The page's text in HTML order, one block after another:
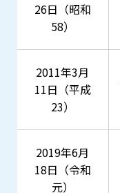
26日（昭和
58）
2011年3月
11日（平成
23）
2019年6月
18日（令和
元）